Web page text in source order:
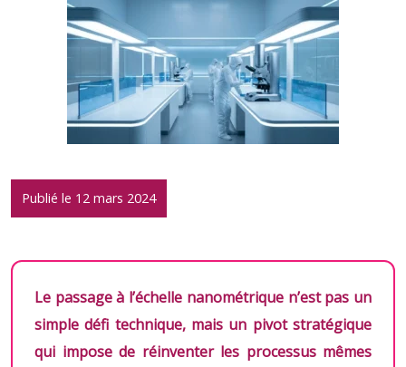
Publié le 12 mars 2024
Le passage à l’échelle nanométrique n’est pas un
simple défi technique, mais un pivot stratégique
qui impose de réinventer les processus mêmes